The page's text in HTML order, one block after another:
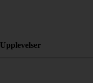
Upplevelser